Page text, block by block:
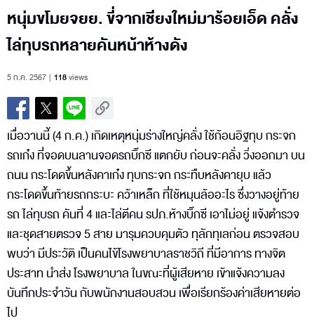
หนุ่มขโมยจยย. ขี่จากเชียงใหม่มาร้อยเอ็ด คลั่ง
ไล่ทุบรถหลายคันหน้าห้างดัง
5 ก.ค. 2567 118views
เมื่อวานนี้ (4 ก.ค.) เกิดเหตุหนุ่มร่างใหญ่คลั่ง ใช้ก้อนอิฐทุบ กระจก
รถเก๋ง ที่จอดบนลานจอดรถบิ๊กซี แตกยับ ก่อนจะคลั่ง วิ่งออกมา บน
ถนน กระโดดขึ้นหลังคาเก๋ง ทุบกระจก กระทืบหลังคายุบ แล้ว
กระโดดขึ้นท้ายรถกระบะ คว้าเหล็ก ที่ใช้หมุนล้ออะไร ซึ่งวางอยู่ท้าย
รถ ไล่ทุบรถ คันที่ 4 และไล่ตีคน รปภ.ห้างบิ๊กซี เอาไม่อยู่ แจ้งตำรวจ
และชุดสายตรวจ 5 สาย มารุมควบคุมตัว ทุลักทุเลก่อน ตรวจสอบ
พบว่า มีประวัติ เป็นคนไข้โรงพยาบาลราชวิถี ที่มีอาการ ทางจิต
ประสาท นำส่ง โรงพยาบาล ในขณะที่ผู้เสียหาย เข้าแจ้งความลง
บันทึกประจำวัน กับพนักงานสอบสวน เพื่อเรียกร้องค่าเสียหายต่อ
ไป